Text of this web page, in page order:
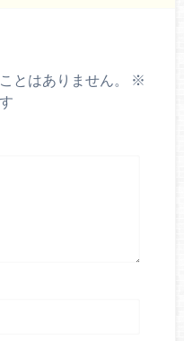
とはありません。
※